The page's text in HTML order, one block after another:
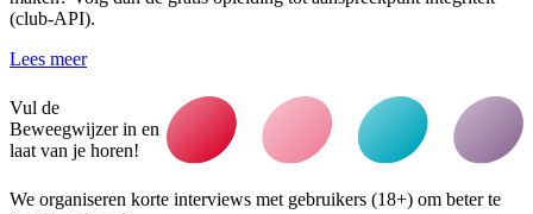
(club-API).
Lees meer
Vul de
Beweegwijzer in en
laat van je horen!
We organiseren korte interviews met gebruikers (18+) om beter te